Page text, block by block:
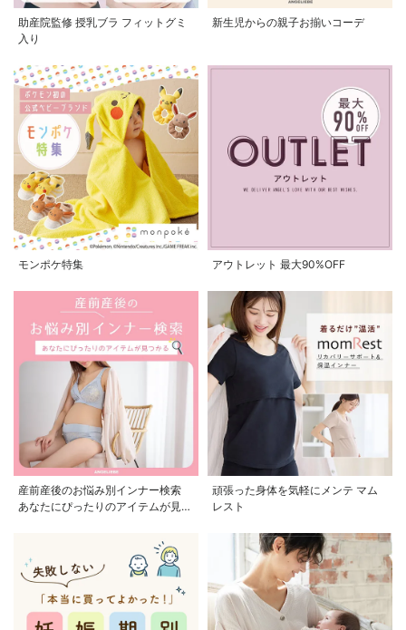
助産院監修 授乳ブラ フィットグミ
入り
新生児からの親子お揃いコーデ
モンポケ特集 アウトレット 最大90%OFF
産前産後のお悩み別インナー検索
あなたにぴったりのアイテムが見つ
頑張った身体を気軽にメンテ マム
レスト